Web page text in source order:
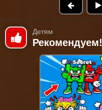
Детям
Рекомендуем!